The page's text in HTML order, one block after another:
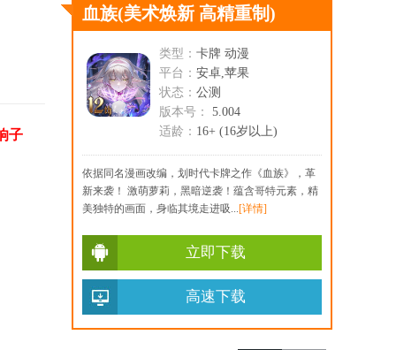
子
血族(美术焕新 高精重制)
类型： 卡牌 动漫
平台： 安卓,苹果
状态： 公测
版本号：
5.004
适龄： 16+ (16岁以上)
依据同名漫画改编，划时代卡牌之作《血族》，革
新来袭！ 激萌萝莉，黑暗逆袭！蕴含哥特元素，精
美独特的画面，身临其境走进吸...[详情]
立即下载
高速下载